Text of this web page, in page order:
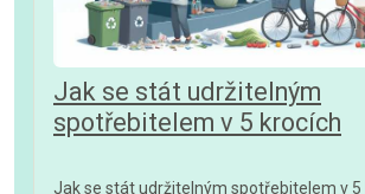
Jak se stát udržitelným
spotřebitelem v 5 krocích
Jak se stát udržitelným spotřebitelem v 5